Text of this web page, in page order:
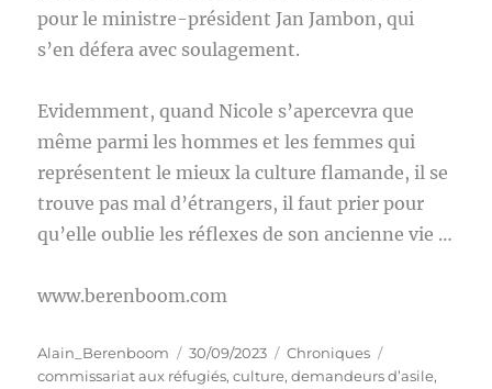
pour le ministre-président Jan Jambon, qui
s’en défera avec soulagement.
Evidemment, quand Nicole s’apercevra que
même parmi les hommes et les femmes qui
représentent le mieux la culture flamande, il se
trouve pas mal d’étrangers, il faut prier pour
qu’elle oublie les réflexes de son ancienne vie …
www.berenboom.com
Auteur
Alain_Berenboom
Publié
le
30/09/2023 Catégories
Chroniques
commissariat aux réfugiés,culture,demandeurs d’asile,